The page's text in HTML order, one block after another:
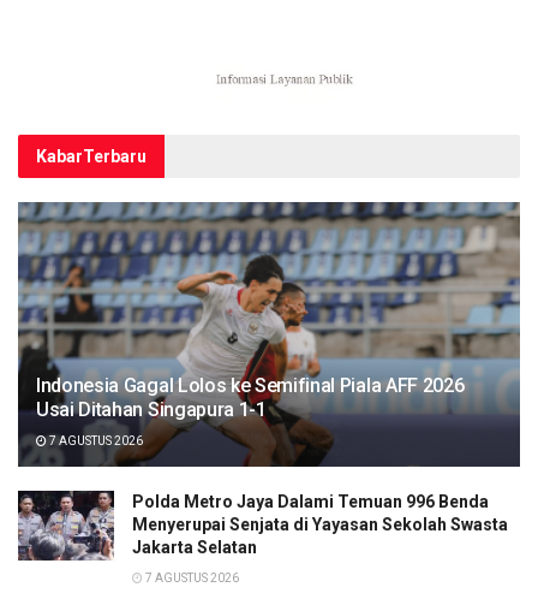
KabarTerbaru
Indonesia Gagal Lolos ke Semifinal Piala AFF 2026
Usai Ditahan Singapura 1-1
7 AGUSTUS 2026
Polda Metro Jaya Dalami Temuan 996 Benda
Menyerupai Senjata di Yayasan Sekolah Swasta
Jakarta Selatan
7 AGUSTUS 2026